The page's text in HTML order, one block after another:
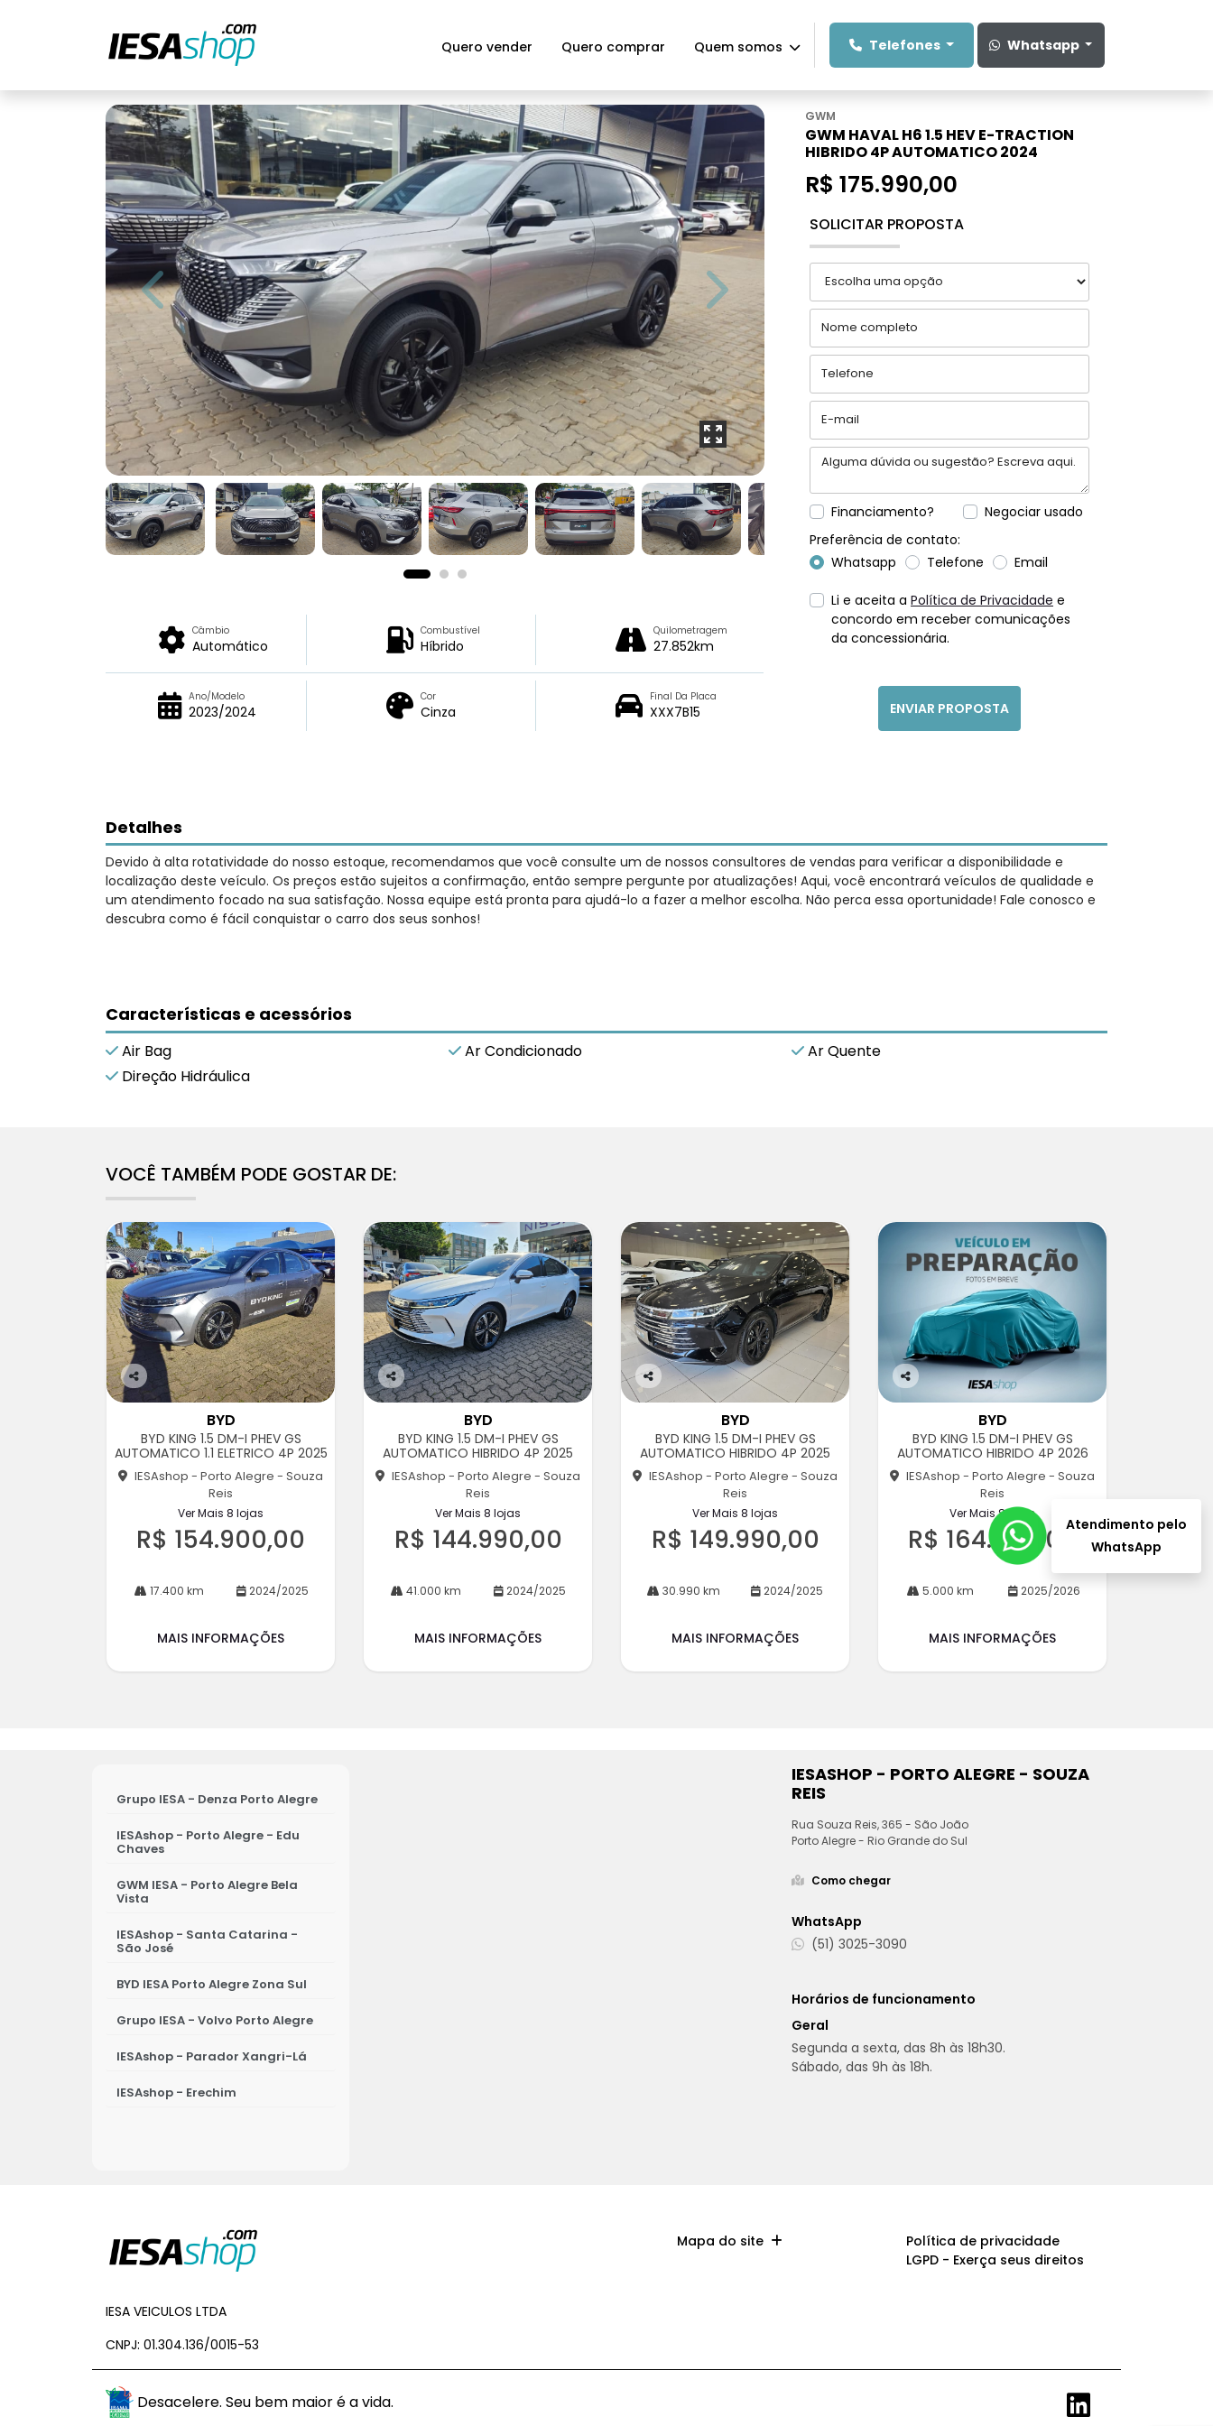
Quero vender Quero comprar Quem somos Telefones Whatsapp
GWM
GWM HAVAL H6 1.5 HEV E-TRACTION
HIBRIDO 4P AUTOMATICO 2024
R$ 175.990,00
SOLICITAR PROPOSTA
Financiamento?
Negociar usado
Preferência de contato:
Whatsapp
Telefone Email
Li e aceita a Política de Privacidade e
concordo em receber comunicações
da concessionária.
ENVIAR PROPOSTA
Previous Next
Câmbio
Automático
Combustível
Híbrido
Quilometragem
27.852km
Ano/Modelo
2023/2024
Cor
Cinza
Final Da Placa
XXX7B15
Detalhes
Devido à alta rotatividade do nosso estoque, recomendamos que você consulte um de nossos consultores de vendas para verificar a disponibilidade e
localização deste veículo. Os preços estão sujeitos a confirmação, então sempre pergunte por atualizações! Aqui, você encontrará veículos de qualidade e
um atendimento focado na sua satisfação. Nossa equipe está pronta para ajudá-lo a fazer a melhor escolha. Não perca essa oportunidade! Fale conosco e
descubra como é fácil conquistar o carro dos seus sonhos!
Características e acessórios
Air Bag Ar Condicionado
Ar Quente
Direção Hidráulica
VOCÊ TAMBÉM PODE GOSTAR DE:
Co
he
BYD
BYD KING 1.5 DM-I PHEV GS
AUTOMATICO 1.1 ELETRICO 4P 2025
IESAshop - Porto Alegre - Souza
Reis
Ver Mais 8 lojas
R$ 154.900,00
17.400 km 2024/2025
MAIS INFORMAÇÕES
Co
he
BYD
BYD KING 1.5 DM-I PHEV GS
AUTOMATICO HIBRIDO 4P 2025
IESAshop - Porto Alegre - Souza
Reis
Ver Mais 8 lojas
R$ 144.990,00
41.000 km 2024/2025
MAIS INFORMAÇÕES
Co
he
BYD
BYD KING 1.5 DM-I PHEV GS
AUTOMATICO HIBRIDO 4P 2025
IESAshop - Porto Alegre - Souza
Reis
Ver Mais 8 lojas
R$ 149.990,00
30.990 km 2024/2025
MAIS INFORMAÇÕES
Co
he
BYD
BYD KING 1.5 DM-I PHEV GS
AUTOMATICO HIBRIDO 4P 2026
IESAshop - Porto Alegre - Souza
Reis
Ver Mais 8 lojas
R$ 164.900,00
5.000 km 2025/2026
MAIS INFORMAÇÕES
Grupo IESA - Denza Porto Alegre
IESAshop - Porto Alegre - Edu
Chaves
GWM IESA - Porto Alegre Bela
Vista
BYD IESA Porto Alegre Zona Sul
Grupo IESA - Volvo Porto Alegre
IESAshop - Porto Alegre - Souza
IESAshop - Canoas
IESAshop - Erechim
BYD IESA Ijuí
IESAshop - Novo Hamburgo
IESAshop - Parador Xangri-Lá
IESAshop - Passo Fundo
IESAshop - Santa Catarina -
São José
IESASHOP - PORTO ALEGRE - SOUZA
REIS
Rua Souza Reis, 365 - São João
Porto Alegre - Rio Grande do Sul
Como chegar
WhatsApp
(51) 3025-3090
Horários de funcionamento
Geral
Segunda a sexta, das 8h às 18h30.
Sábado, das 9h às 18h.
Mapa do site
Política de privacidade
LGPD - Exerça seus direitos
IESA VEICULOS LTDA
CNPJ: 01.304.136/0015-53
Desacelere. Seu bem maior é a vida.
Atendimento pelo
WhatsApp